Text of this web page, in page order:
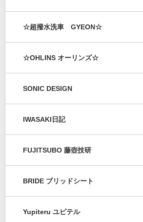
☆超撥水洗車 GYEON☆
☆OHLINS オーリンズ☆
SONIC DESIGN
IWASAKI日記
FUJITSUBO 藤壺技研
BRIDE ブリッドシート
Yupiteru ユピテル